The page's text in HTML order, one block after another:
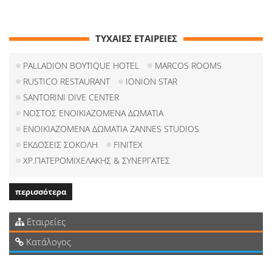
ΤΥΧΑΙΕΣ ΕΤΑΙΡΕΙΕΣ
PALLADION BOYTIQUE HOTEL
MARCOS ROOMS
RUSTICO RESTAURANT
IONION STAR
SANTORINI DIVE CENTER
ΝΟΣΤΟΣ ΕΝΟΙΚΙΑΖΟΜΕΝΑ ΔΩΜΑΤΙΑ
ΕΝΟΙΚΙΑΖΟΜΕΝΑ ΔΩΜΑΤΙΑ ZANNES STUDIOS
ΕΚΔΟΣΕΙΣ ΣΟΚΟΛΗ
FINITEX
ΧΡ.ΠΑΤΕΡΟΜΙΧΕΛΑΚΗΣ & ΣΥΝΕΡΓΑΤΕΣ
περισσότερα
Εταιρείες
Κατάλογος